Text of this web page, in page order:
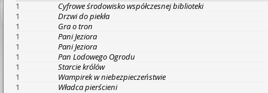
1
Cyfrowe środowisko współczesnej biblioteki
1
Drzwi do piekła
1
Gra o tron
1
Pani Jeziora
1
Pani Jeziora
1
Pan Lodowego Ogrodu
1
Starcie królów
1
Wampirek w niebezpieczeństwie
1
Władca pierścieni